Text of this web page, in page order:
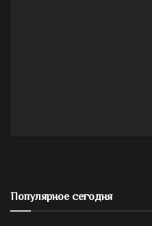
Популярное сегодня